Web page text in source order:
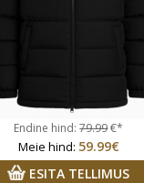
Endine hind:79.99€*
Meie hind: 59.99€
ESITA TELLIMUS